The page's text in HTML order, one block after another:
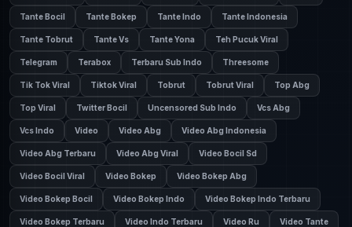
Tante Bocil Tante Bokep Tante Indo Tante Indonesia
Tante Tobrut Tante Vs Tante Yona Teh Pucuk Viral
Telegram Terabox Terbaru Sub Indo Threesome
Tik Tok Viral Tiktok Viral Tobrut Tobrut Viral Top Abg
Top Viral Twitter Bocil Uncensored Sub Indo Vcs Abg
Vcs Indo Video Video Abg Video Abg Indonesia
Video Abg Terbaru Video Abg Viral Video Bocil Sd
Video Bocil Viral Video Bokep Video Bokep Abg
Video Bokep Bocil Video Bokep Indo Video Bokep Indo Terbaru
Video Bokep Terbaru Video Indo Terbaru Video Ru Video Tante